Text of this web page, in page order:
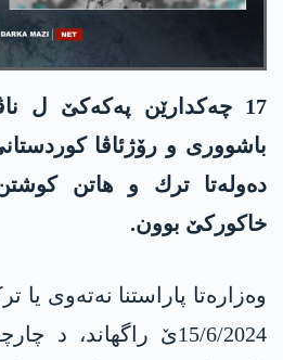
17 چه‌كدارێن په‌كه‌كێ ل
باشووری و رۆژئاڤا
خاكوركێ بوون.
وه‌زاره‌تا پاراستنا نه‌ته‌وی
15/6/2024ێ راگهاند، د